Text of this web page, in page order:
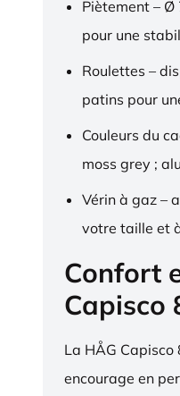
Piètement – Ø
pour une
Roulettes –
patins pour
Couleurs du
moss grey ;
Vérin à gaz –
votre taille et
Confort
Capisco
La HÅG
encourage en